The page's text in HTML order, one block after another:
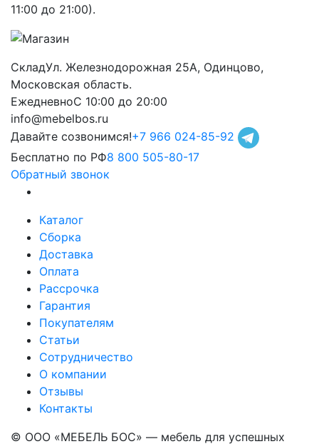
11:00 до 21:00).
СкладУл. Железнодорожная 25А, Одинцово,
Московская область.
ЕжедневноС 10:00 до 20:00
info@mebelbos.ru
Давайте созвонимся!+7 966 024-85-92
Бесплатно по РФ8 800 505-80-17
Обратный звонок
Каталог
Сборка
Доставка
Оплата
Рассрочка
Гарантия
Покупателям
Статьи
Сотрудничество
О компании
Отзывы
Контакты
© ООО «МЕБЕЛЬ БОС» — мебель для успешных